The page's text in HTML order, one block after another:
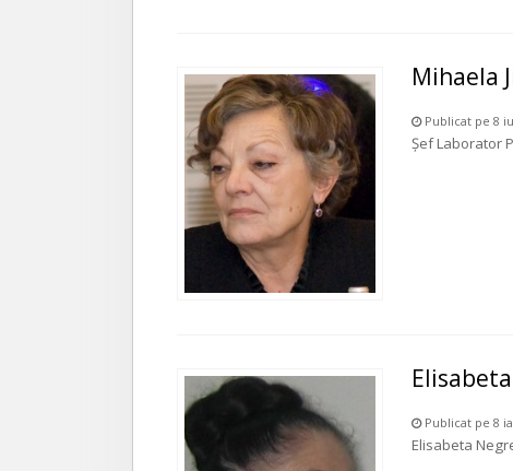
Mihaela
Publicat pe 8
Şef Laborator
Publicat pe 8
Elisabeta